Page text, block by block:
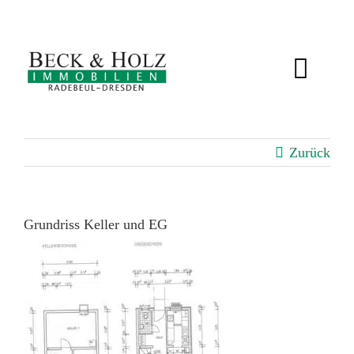
springen
BEWERTUNG
SERVICE
ÜBER UNS
KUNDENSTIMMEN
Zurück
Grundriss Keller und EG